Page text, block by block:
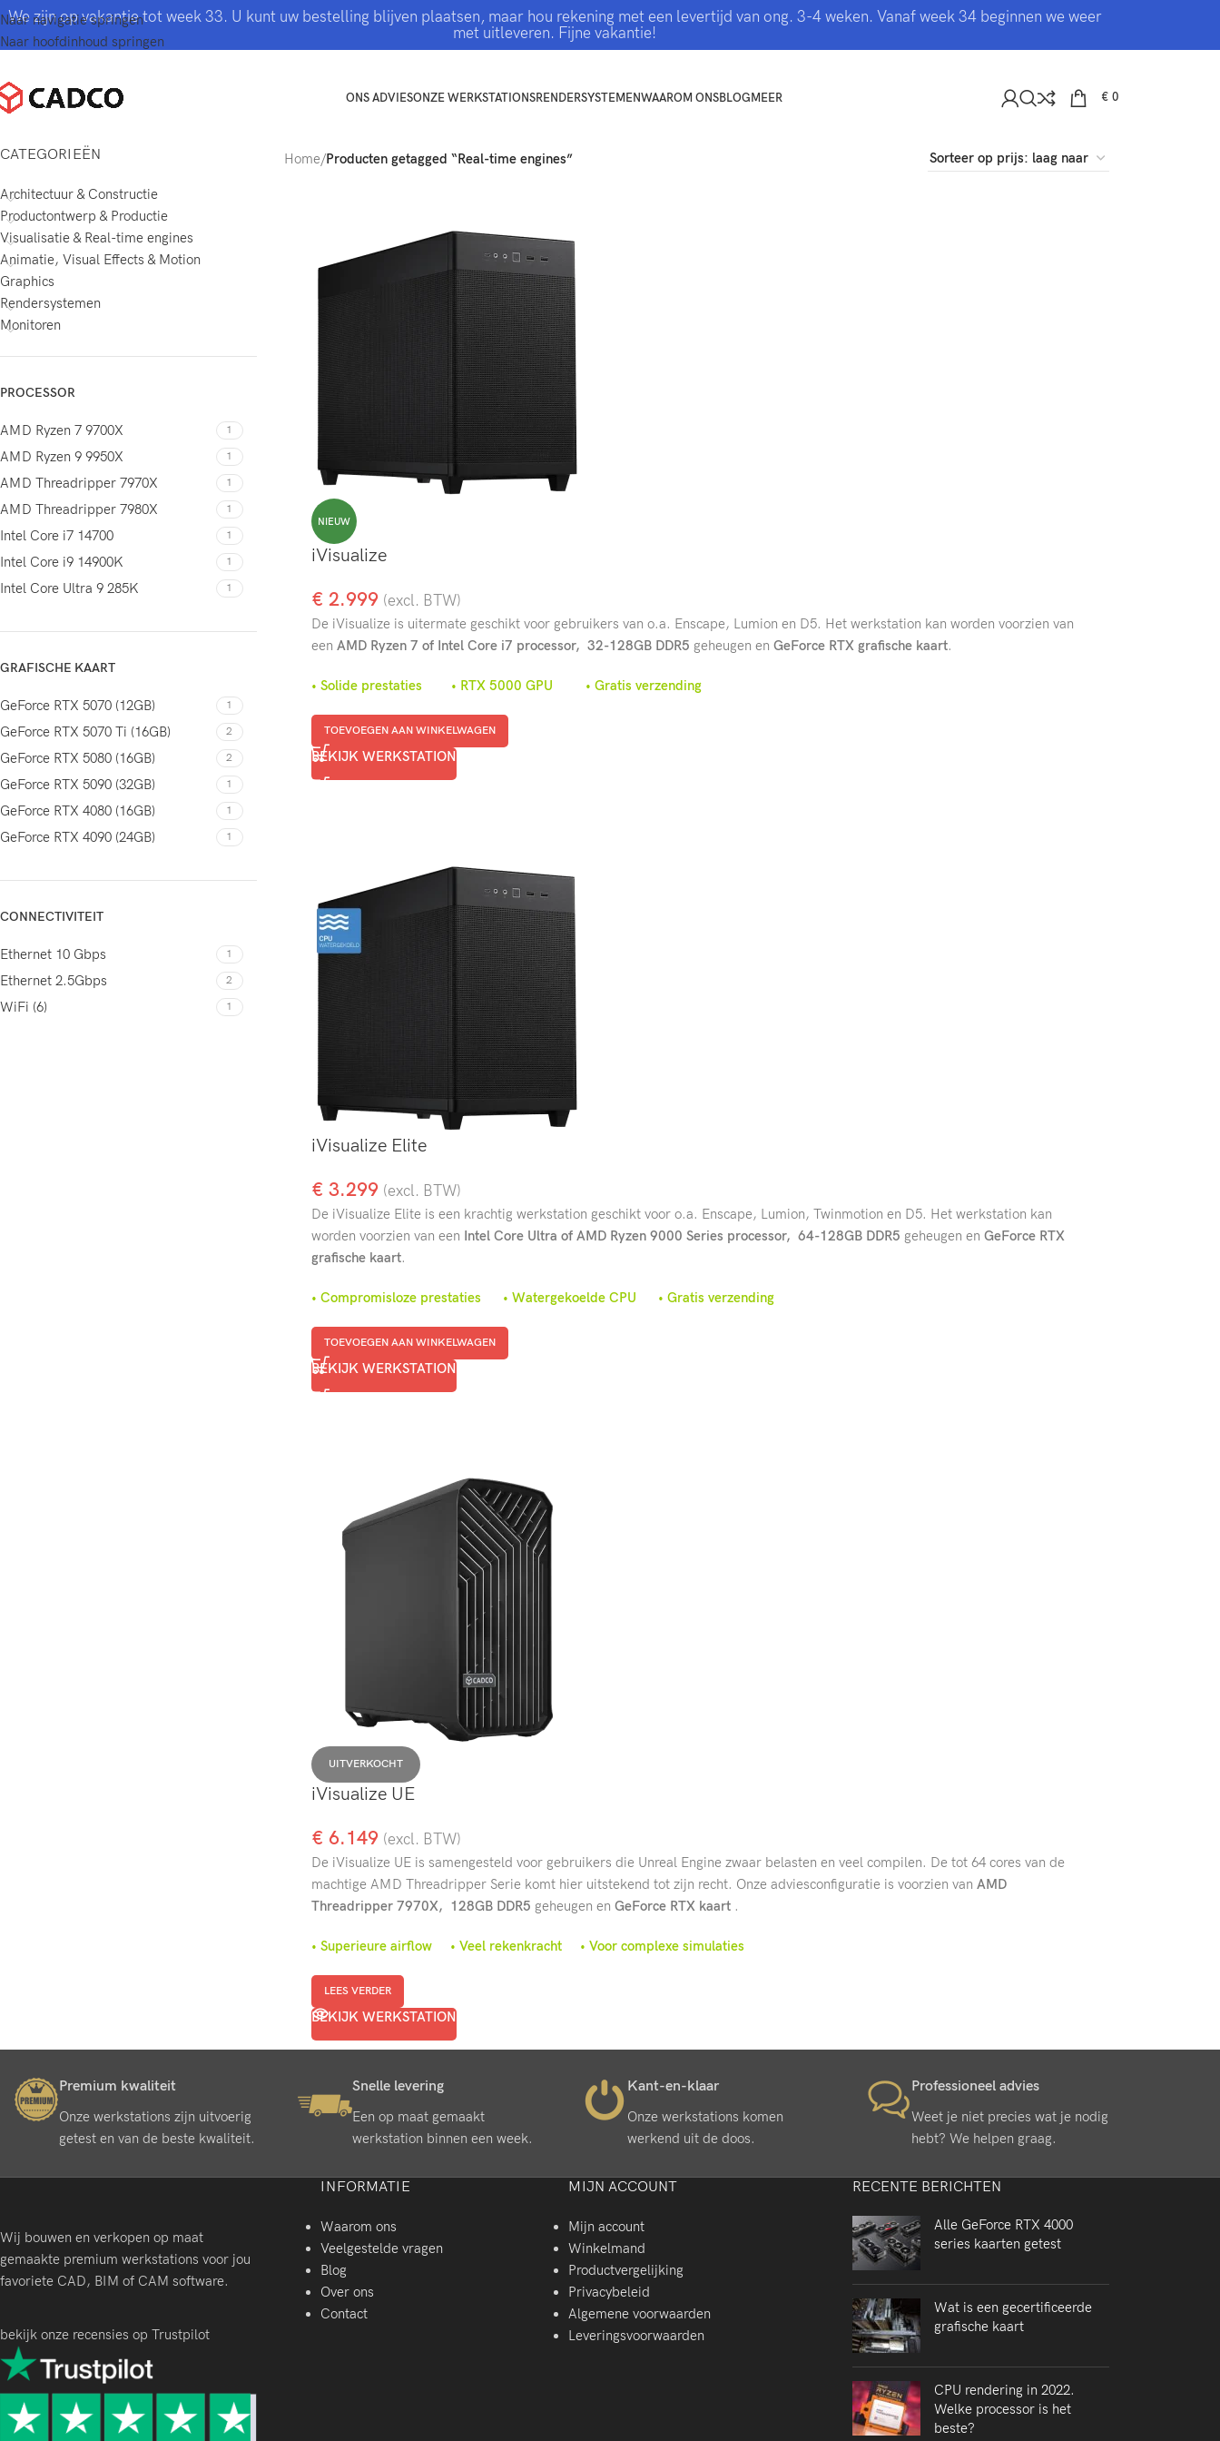
Naar navigatie springen
Naar hoofdinhoud springen
We zijn op vakantie tot week 33. U kunt uw bestelling blijven plaatsen, maar hou rekening met een levertijd van ong. 3-4 weken. Vanaf week 34 beginnen we weer
met uitleveren. Fijne vakantie!
ONS ADVIESONZE WERKSTATIONSRENDERSYSTEMENWAAROM ONSBLOGMEER € 0
CATEGORIEËN
Architectuur & Constructie
Productontwerp & Productie
Visualisatie & Real-time engines
Animatie, Visual Effects & Motion
Graphics
Rendersystemen
Monitoren
PROCESSOR
AMD Ryzen 7 9700X 1
AMD Ryzen 9 9950X 1
AMD Threadripper 7970X 1
AMD Threadripper 7980X 1
Intel Core i7 14700 1
Intel Core i9 14900K 1
Intel Core Ultra 9 285K 1
GRAFISCHE KAART
GeForce RTX 5070 (12GB) 1
GeForce RTX 5070 Ti (16GB) 2
GeForce RTX 5080 (16GB) 2
GeForce RTX 5090 (32GB) 1
GeForce RTX 4080 (16GB) 1
GeForce RTX 4090 (24GB) 1
CONNECTIVITEIT
Ethernet 10 Gbps 1
Ethernet 2.5Gbps 2
WiFi (6) 1
Home/Producten getagged “Real-time engines”
NIEUW
iVisualize
€ 2.999 (excl. BTW)
De iVisualize is uitermate geschikt voor gebruikers van o.a. Enscape, Lumion en D5. Het werkstation kan worden voorzien van
een AMD Ryzen 7 of Intel Core i7 processor, 32-128GB DDR5 geheugen en GeForce RTX grafische kaart.
• Solide prestaties • RTX 5000 GPU • Gratis verzending
TOEVOEGEN AAN WINKELWAGEN
BEKIJK WERKSTATION
iVisualize Elite
€ 3.299 (excl. BTW)
De iVisualize Elite is een krachtig werkstation geschikt voor o.a. Enscape, Lumion, Twinmotion en D5. Het werkstation kan
worden voorzien van een Intel Core Ultra of AMD Ryzen 9000 Series processor, 64-128GB DDR5 geheugen en GeForce RTX
grafische kaart.
• Compromisloze prestaties • Watergekoelde CPU • Gratis verzending
TOEVOEGEN AAN WINKELWAGEN
BEKIJK WERKSTATION
UITVERKOCHT
iVisualize UE
€ 6.149 (excl. BTW)
De iVisualize UE is samengesteld voor gebruikers die Unreal Engine zwaar belasten en veel compilen. De tot 64 cores van de
machtige AMD Threadripper Serie komt hier uitstekend tot zijn recht. Onze adviesconfiguratie is voorzien van AMD
Threadripper 7970X, 128GB DDR5 geheugen en GeForce RTX kaart .
• Superieure airflow • Veel rekenkracht • Voor complexe simulaties
LEES VERDER
BEKIJK WERKSTATION
Premium kwaliteit
Onze werkstations zijn uitvoerig
getest en van de beste kwaliteit.
Snelle levering
Een op maat gemaakt
werkstation binnen een week.
Kant-en-klaar
Onze werkstations komen
werkend uit de doos.
Professioneel advies
Weet je niet precies wat je nodig
hebt? We helpen graag.
Wij bouwen en verkopen op maat
gemaakte premium werkstations voor jou
favoriete CAD, BIM of CAM software.
bekijk onze recensies op Trustpilot
INFORMATIE
Waarom ons
Veelgestelde vragen
Blog
Over ons
Contact
MIJN ACCOUNT
Mijn account
Winkelmand
Productvergelijking
Privacybeleid
Algemene voorwaarden
Leveringsvoorwaarden
RECENTE BERICHTEN
Alle GeForce RTX 4000
series kaarten getest
Wat is een gecertificeerde
grafische kaart
CPU rendering in 2022.
Welke processor is het
beste?